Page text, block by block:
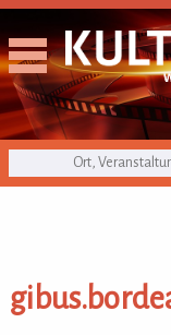
KULTURpur